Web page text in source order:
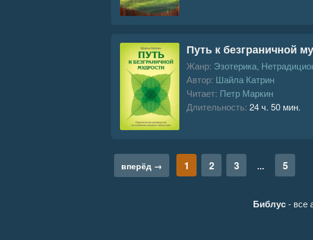
Путь к безграничной
Жанр: Эзотерика,
Автор: Шайла Катрин
Читает: Петр Маркин
Длительность: 24 ч. 50 мин.
вперёд → 1 2 3 ... 5
Библус- все